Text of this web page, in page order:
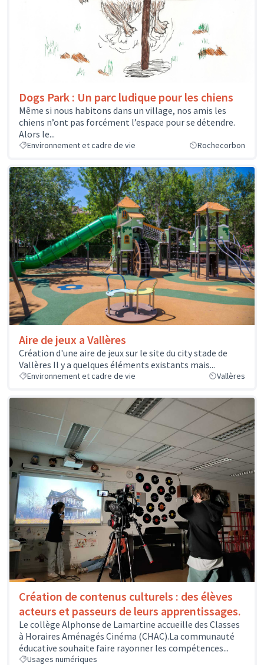
Dogs Park : Un parc ludique pour les chiens
Même si nous habitons dans un village, nos amis les
chiens n’ont pas forcément l’espace pour se détendre.
Alors le...
Environnement et cadre de vie Rochecorbon
Aire de jeux a Vallères
Création d'une aire de jeux sur le site du city stade de
Vallères Il y a quelques éléments existants mais...
Environnement et cadre de vie Vallères
Création de contenus culturels : des élèves
acteurs et passeurs de leurs apprentissages.
Le collège Alphonse de Lamartine accueille des Classes
à Horaires Aménagés Cinéma (CHAC).La communauté
éducative souhaite faire rayonner les compétences...
Usages numériques